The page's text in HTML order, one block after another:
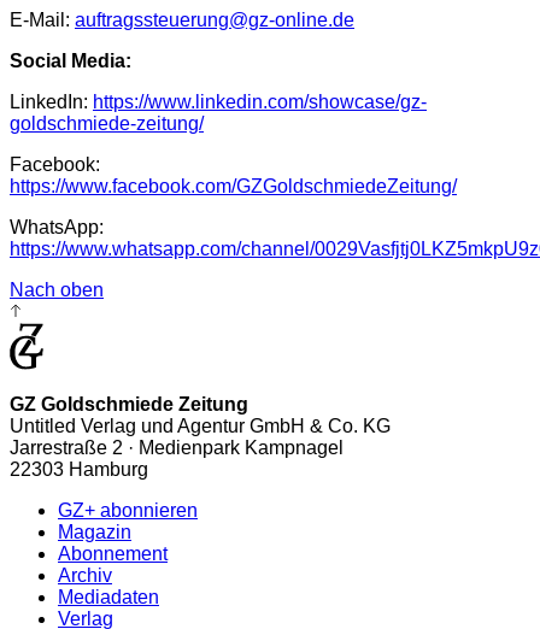
E-Mail: auftragssteuerung@gz-online.de
Social Media:
LinkedIn: https://www.linkedin.com/showcase/gz-
goldschmiede-zeitung/
Facebook:
https://www.facebook.com/GZGoldschmiedeZeitung/
WhatsApp:
https://www.whatsapp.com/channel/
Nach oben
GZ Goldschmiede Zeitung
Untitled Verlag und Agentur GmbH & Co. KG
Jarrestraße 2 · Medienpark Kampnagel
22303 Hamburg
GZ+ abonnieren
Magazin
Abonnement
Archiv
Mediadaten
Verlag